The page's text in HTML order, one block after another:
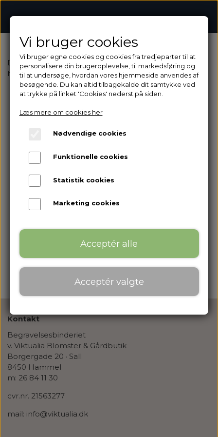
begravelsesbinderiet.dk
Denne funktion er ikke tilgængelig med et
hjemmeside abonnement
Kontakt
Begravelsesbinderiet
v. Viktualia Blomster & Gårdbutik
Borgergade 20 · Sall
8450 Hammel
m: 26 84 11 30
cvr.nr. 21563277
mail: info@viktualia.dk
Vi bruger cookies
Vi bruger egne cookies og cookies fra tredjeparter til at
personalisere din brugeroplevelse, til markedsføring og
til at undersøge, hvordan vores hjemmeside anvendes af
besøgende. Du kan altid tilbagekalde dit samtykke ved
at trykke på linket 'Cookies' nederst på siden.
Læs mere om cookies her
Nødvendige cookies
Funktionelle cookies
Statistik cookies
Marketing cookies
Acceptér alle
Acceptér valgte